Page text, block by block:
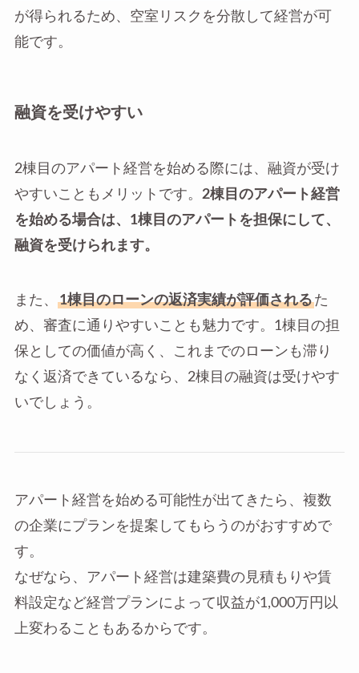
が得られるため、空室リスクを分散して経営が可
能です。
融資を受けやすい
2棟目のアパート経営を始める際には、融資が受け
やすいこともメリットです。 2棟目のアパート経営
を始める場合は、1棟目のアパートを担保にして、
融資を受けられます。
また、 1棟目のローンの返済実績が評価されるた
め、審査に通りやすいことも魅力です。1棟目の担
保としての価値が高く、これまでのローンも滞り
なく返済できているなら、2棟目の融資は受けやす
いでしょう。
アパート経営を始める可能性が出てきたら、複数
の企業にプランを提案してもらうのがおすすめで
す。
なぜなら、アパート経営は建築費の見積もりや賃
料設定など経営プランによって収益が1,000万円以
上変わることもあるからです。